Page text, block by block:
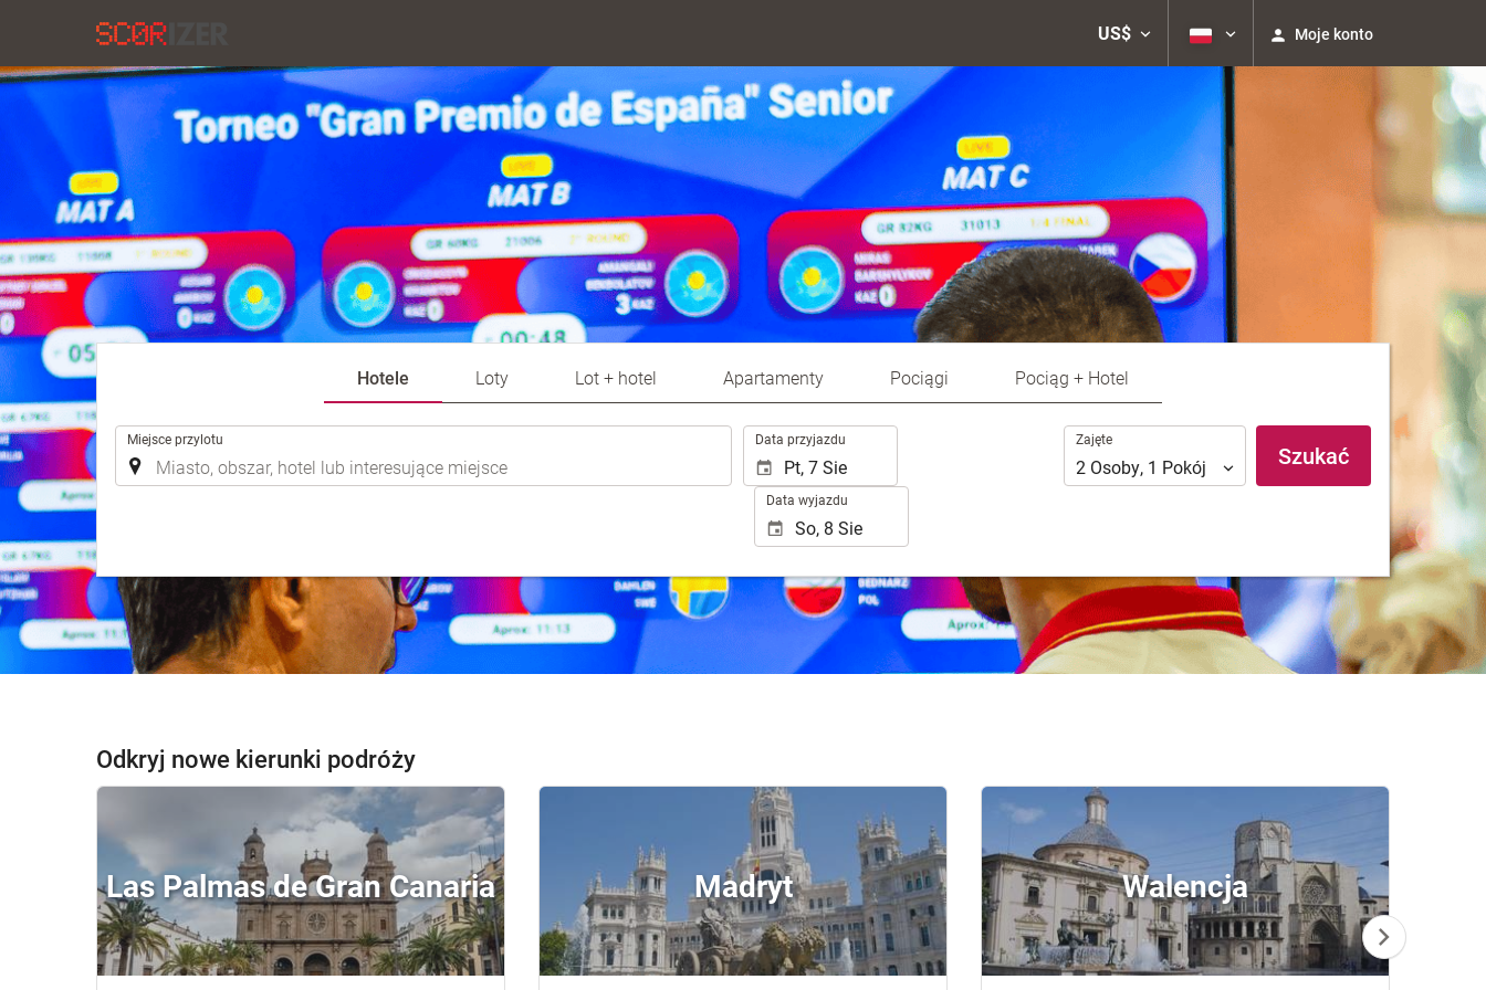
US$ Moje konto
Hotele Loty Lot + hotel Apartamenty Pociągi Pociąg + Hotel
Miejsce przylotu Data przyjazdu
Data wyjazdu
Zajęte
Zajęte
2 Osoby, 1 Pokój Szukać
Odkryj nowe kierunki podróży
Las Palmas de Gran Canaria Madryt Walencja